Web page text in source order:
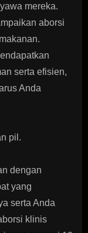
mereka.
aborsi
serta efisien,
Anda
pil.
dengan
yang
serta Anda
klinis